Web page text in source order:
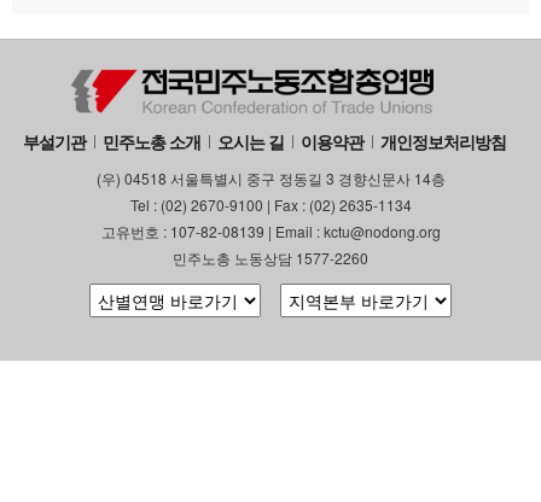
부설기관 민주노총 소개 오시는 길 이용약관 개인정보처리방침
(우) 04518 서울특별시 중구 정동길 3 경향신문사 14층
Tel : (02) 2670-9100 | Fax : (02) 2635-1134
고유번호 : 107-82-08139 | Email : kctu@nodong.org
민주노총 노동상담 1577-2260